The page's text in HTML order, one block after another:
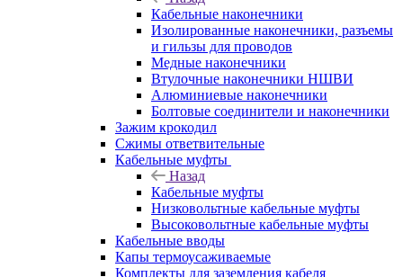
Кабельные наконечники
Изолированные наконечники, разъемы
и гильзы для проводов
Медные наконечники
Втулочные наконечники НШВИ
Алюминиевые наконечники
Болтовые соединители и наконечники
Зажим крокодил
Сжимы ответвительные
Кабельные муфты
Назад
Кабельные муфты
Низковольтные кабельные муфты
Высоковольтные кабельные муфты
Кабельные вводы
Капы термоусаживаемые
Комплекты для заземления кабеля